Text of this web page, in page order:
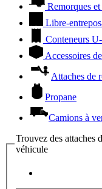
Remorques
Libre-
Conteneurs
Accessoires
Attaches de
Propane
Camions à
Trouvez des attaches
véhicule